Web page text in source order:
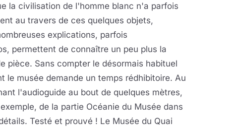
la civilisation de l'homme blanc n'a parfois
au travers de ces quelques objets,
explications, parfois
permettent de connaître un peu plus la
pièce. Sans compter le désormais habituel
le musée demande un temps rédhibitoire. Au
l'audioguide au bout de quelques mètres,
de la partie Océanie du Musée dans
Testé et prouvé ! Le Musée du Quai